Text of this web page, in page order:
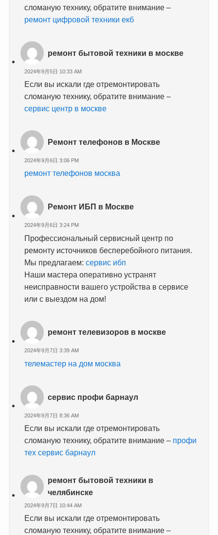
сломаную технику, обратите внимание –
ремонт цифровой техники екб
ремонт бытовой техники в москве
2024年9月5日 10:33 AM
Если вы искали где отремонтировать
сломаную технику, обратите внимание –
сервис центр в москве
Ремонт телефонов в Москве
2024年9月6日 3:06 PM
ремонт телефонов москва
Ремонт ИБП в Москве
2024年9月6日 3:24 PM
Профессиональный сервисный центр по
ремонту источников бесперебойного питания.
Мы предлагаем:сервис ибп
Наши мастера оперативно устранят
неисправности вашего устройства в сервисе
или с выездом на дом!
ремонт телевизоров в москве
2024年9月7日 3:39 AM
телемастер на дом москва
сервис профи барнаул
2024年9月7日 8:36 AM
Если вы искали где отремонтировать
сломаную технику, обратите внимание – профи
тех сервис барнаул
ремонт бытовой техники в
челябинске
2024年9月7日 10:44 AM
Если вы искали где отремонтировать
сломаную технику, обратите внимание –